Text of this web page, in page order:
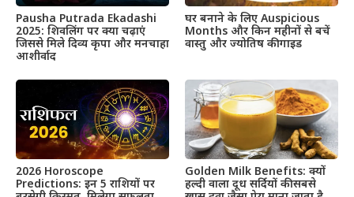
Pausha Putrada Ekadashi
2025: शिवलिंग पर क्या चढ़ाएं
जिससे मिले दिव्य कृपा और मनचाहा
आशीर्वाद
घर बनाने के लिए Auspicious
Months और किन महीनों से बचें
वास्तु और ज्योतिष की गाइड
2026 Horoscope
Predictions: इन 5 राशियों पर
Golden Milk Benefits: क्यों
हल्दी वाला दूध सर्दियों की सबसे